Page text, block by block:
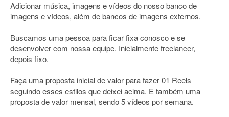
Adicionar música, imagens e vídeos do nosso banco de
imagens e vídeos, além de bancos de imagens externos.
Buscamos uma pessoa para ficar fixa conosco e se
desenvolver com nossa equipe. Inicialmente freelancer,
depois fixo.
Faça uma proposta inicial de valor para fazer 01 Reels
seguindo esses estilos que deixei acima. E também uma
proposta de valor mensal, sendo 5 vídeos por semana.